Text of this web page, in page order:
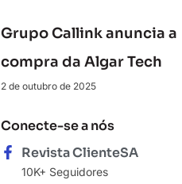
Grupo Callink anuncia a
compra da Algar Tech
2 de outubro de 2025
Conecte-se a nós
Revista ClienteSA
10K+ Seguidores